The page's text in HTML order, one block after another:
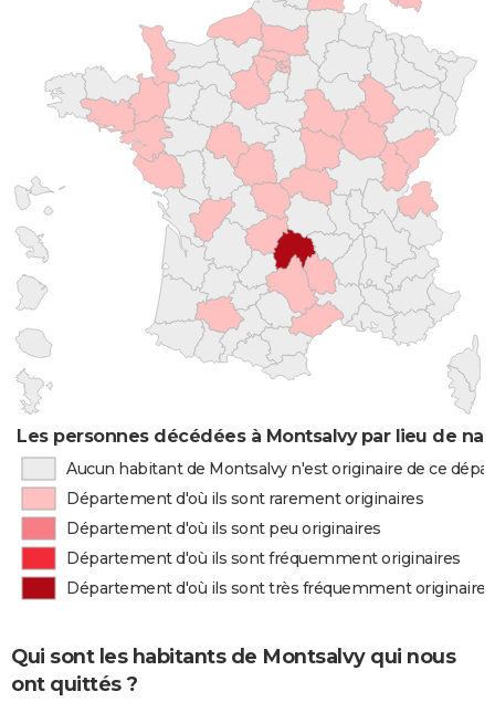
Les personnes décédées à Montsalvy par lieu de
Aucun habitant de Montsalvy n'est originaire de ce
Département d'où ils sont rarement originaires
Département d'où ils sont peu originaires
Département d'où ils sont fréquemment originaires
Département d'où ils sont très fréquemment originaires
Qui sont les habitants de Montsalvy qui nous
ont quittés ?